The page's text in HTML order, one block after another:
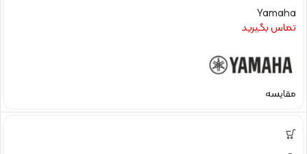
Yamaha
تماس بگیرید
مقایسه